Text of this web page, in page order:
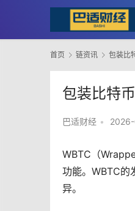
首页 链资讯 包装比
包装比特
巴适财经 •
WBTC（
功能。WBTC的
异。